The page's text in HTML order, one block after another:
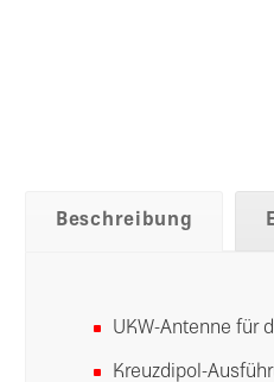
Beschreibung
UKW-Antenne für
Kreuzdipol-